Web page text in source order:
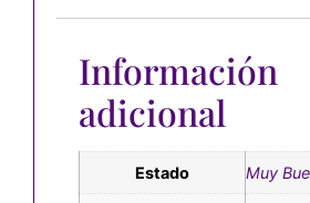
Información
adicional
Estado Muy